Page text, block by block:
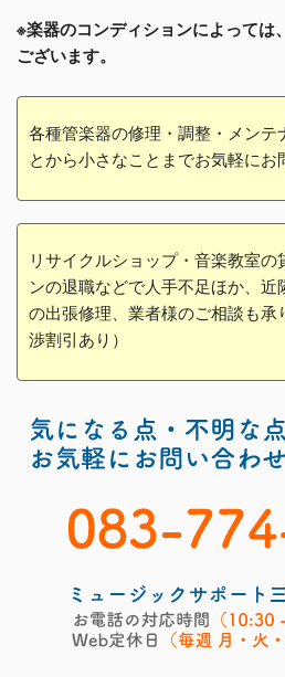
※楽器のコンディションによっては
ございます。
各種管楽器の修理・調整・メンテ
とから小さなことまでお気軽にお
リサイクルショップ・音楽教室
ンの退職などで人手不足ほか、
の出張修理、業者様のご相談も承
渉割引あり）